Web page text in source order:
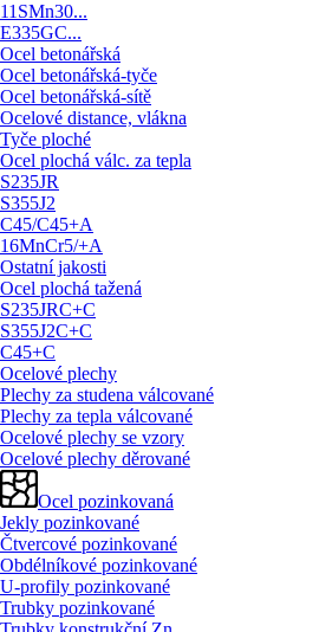
11SMn30...
E335GC...
Ocel betonářská
Ocel betonářská-tyče
Ocel betonářská-sítě
Ocelové distance, vlákna
Tyče ploché
Ocel plochá válc. za tepla
S235JR
S355J2
C45/C45+A
16MnCr5/+A
Ostatní jakosti
Ocel plochá tažená
S235JRC+C
S355J2C+C
C45+C
Ocelové plechy
Plechy za studena válcované
Plechy za tepla válcované
Ocelové plechy se vzory
Ocelové plechy děrované
Ocel pozinkovaná
Jekly pozinkované
Čtvercové pozinkované
Obdélníkové pozinkované
U-profily pozinkované
Trubky pozinkované